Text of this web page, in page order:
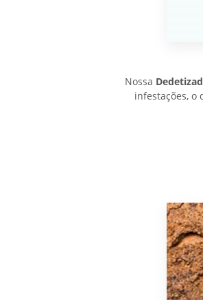
Nossa
infestações, o